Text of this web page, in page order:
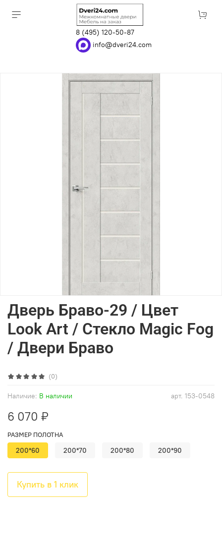
8 (495) 120-50-87
info@dveri24.com
(0)
арт. 153-0548
Наличие: В наличии
Дверь Браво-29 / Цвет
Look Art / Стекло Magic Fog
/ Двери Браво
6 070 ₽
Купить в 1 клик
РАЗМЕР ПОЛОТНА
200*60 200*70 200*80 200*90